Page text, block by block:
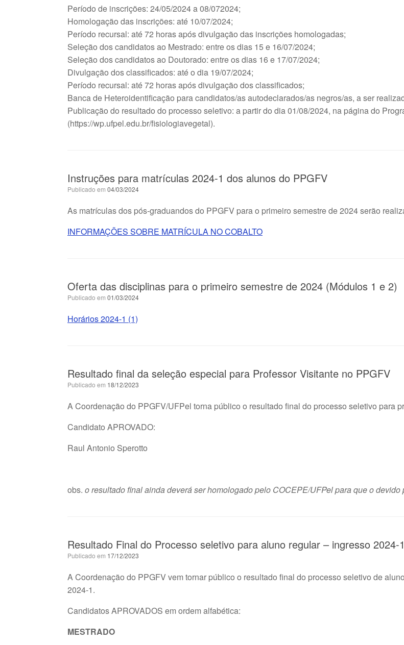
Período de inscrições: 24/05/2024 a 08/072024;
Homologação das inscrições: até 10/07/2024;
Período recursal: até 72 horas após divulgação das inscrições homologadas;
Seleção dos candidatos ao Mestrado: entre os dias 15 e 16/07/2024;
Seleção dos candidatos ao Doutorado: entre os dias 16 e 17/07/2024;
Divulgação dos classificados: até o dia 19/07/2024;
Período recursal: até 72 horas após divulgação dos classificados;
Banca de Heteroidentificação para candidatos/as autodeclarados/as negros/as, a ser
Publicação do resultado do processo seletivo: a partir do dia 01/08/2024, na página do
(https://wp.ufpel.edu.br/fisiologiavegetal).
Instruções para matrículas 2024-1 dos alunos do PPGFV
Publicado em 04/03/2024
As matrículas dos pós-graduandos do PPGFV para o primeiro semestre de 2024 serão
INFORMAÇÕES SOBRE MATRÍCULA NO COBALTO
Oferta das disciplinas para o primeiro semestre de 2024 (Módulos 1 e 2)
Publicado em 01/03/2024
Horários 2024-1 (1)
Resultado final da seleção especial para Professor Visitante no PPGFV
Publicado em 18/12/2023
A Coordenação do PPGFV/UFPel torna público o resultado final do processo seletivo para
Candidato APROVADO:
Raul Antonio Sperotto
obs. o resultado final ainda deverá ser homologado pelo COCEPE/UFPel para que o
Resultado Final do Processo seletivo para aluno regular – ingresso 2024-1
Publicado em 17/12/2023
A Coordenação do PPGFV vem tornar público o resultado final do processo seletivo de
2024-1.
Candidatos APROVADOS em ordem alfabética:
MESTRADO